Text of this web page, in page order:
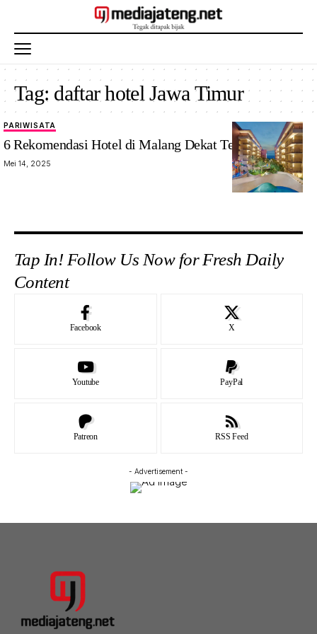
Tag: daftar hotel Jawa Timur
Pariwisata
Jawa Timur
PARIWISATA
6 Rekomendasi Hotel di Malang Dekat Tempat Wisata
Mei 14, 2025
Tap In! Follow Us Now for Fresh Daily
Content
Facebook X
Youtube PayPal
Patreon RSS Feed
- Advertisement -